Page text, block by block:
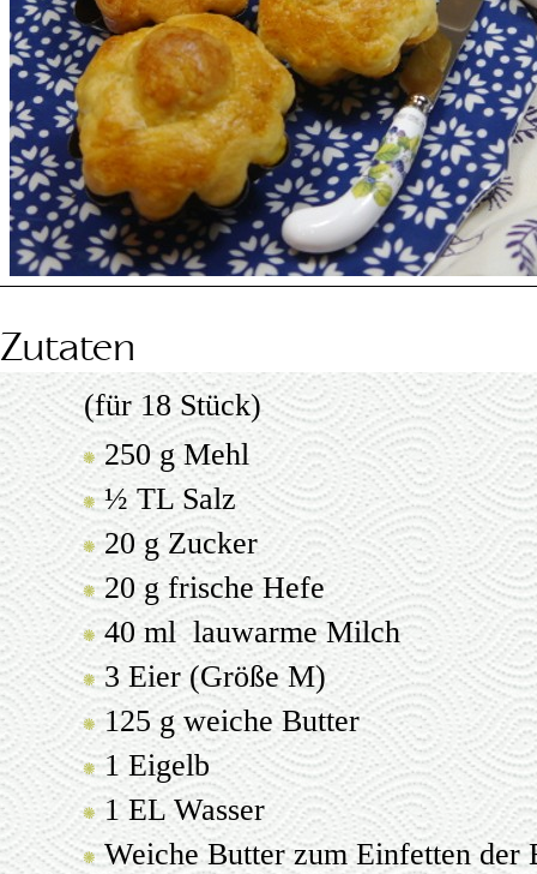
Zutaten
(für 18 Stück)
250 g Mehl
½ TL Salz
20 g Zucker
20 g frische Hefe
40 ml lauwarme Milch
3 Eier (Größe M)
125 g weiche Butter
1 Eigelb
1 EL Wasser
Weiche Butter zum Einfetten der